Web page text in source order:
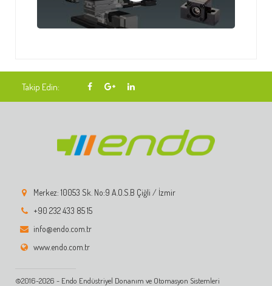
Takip Edin:
Merkez: 10053 Sk. No:9 A.O.S.B Çiğli / İzmir
+90 232 433 85 15
info@endo.com.tr
www.endo.com.tr
©2016-2026 - Endo Endüstriyel Donanım ve Otomasyon Sistemleri